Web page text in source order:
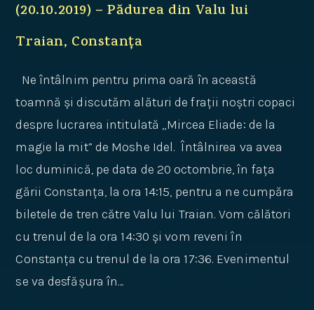
(20.10.2019) – Pădurea din Valu lui
Traian, Constanța
Ne întâlnim pentru prima oară în această
toamnă și discutăm alături de frații noștri copaci
despre lucrarea intitulată „Mircea Eliade: de la
magie la mit” de Moshe Idel. Întâlnirea va avea
loc duminică, pe data de 20 octombrie, în fața
gării Constanța, la ora 14:15, pentru a ne cumpăra
biletele de tren către Valu lui Traian. Vom călători
cu trenul de la ora 14:30 și vom reveni în
Constanța cu trenul de la ora 17:36. Evenimentul
se va desfășura în…